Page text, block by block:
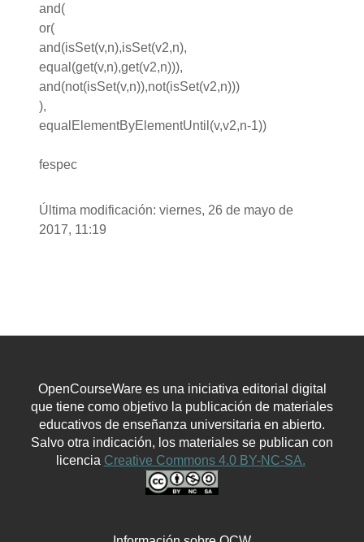
and(
or(
and(isSet(v,n),isSet(v2,n),
equal(get(v,n),get(v2,n))),
and(not(isSet(v,n)),not(isSet(v2,n)))
),
equalElementByElementUntil(v,v2,n-1))
fespec
Última modificación: viernes, 26 de mayo de
2017, 11:19
OpenCourseWare es una iniciativa editorial digital
que tiene como objetivo la publicación de materiales
educativos de enseñanza universitaria en abierto.
Salvo otra indicación, los materiales se publican con
licencia Creative Commons 4.0 BY-NC-SA.